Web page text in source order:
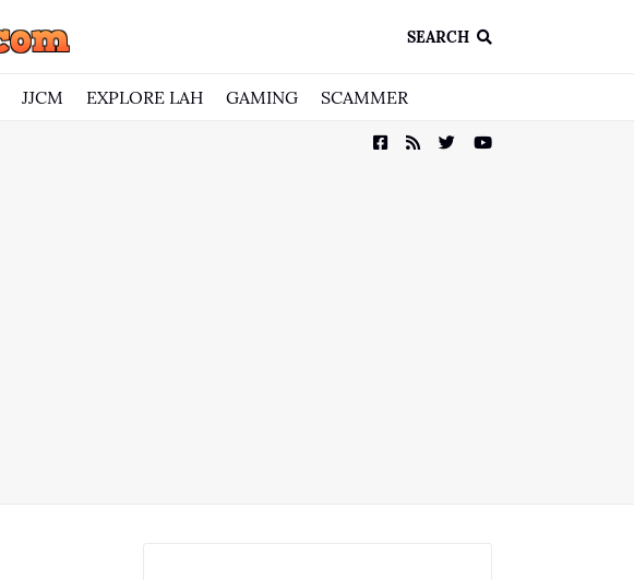
SEARCH
JJCM EXPLORE LAH GAMING SCAMMER